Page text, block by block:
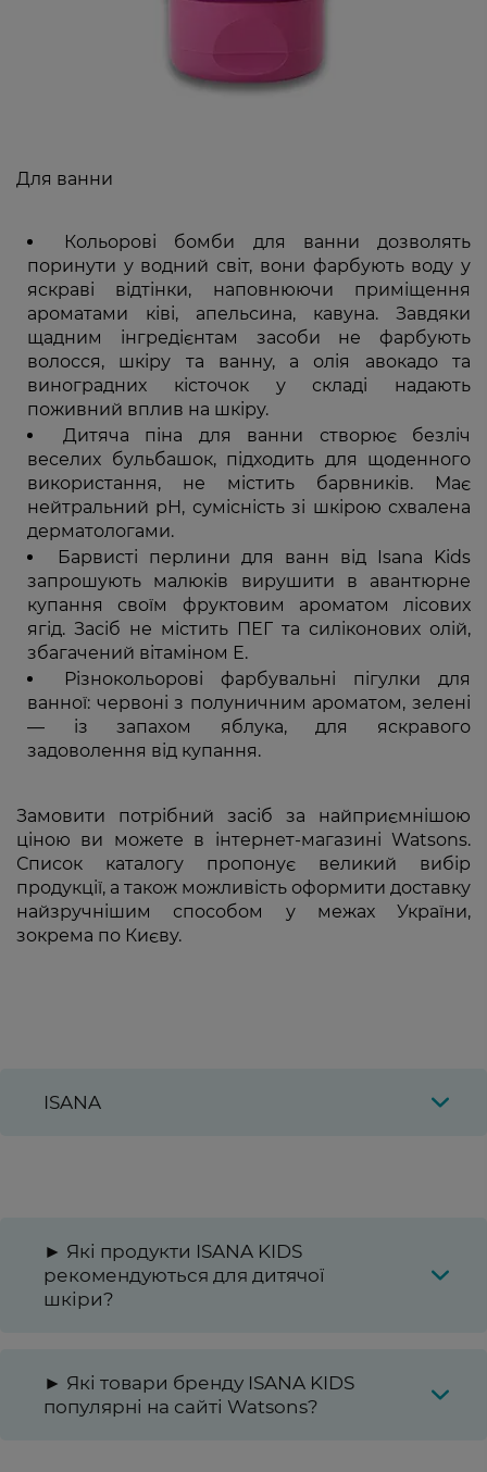
Для ванни
Кольорові бомби для ванни дозволять
поринути у водний світ, вони фарбують воду у
яскраві відтінки, наповнюючи приміщення
ароматами ківі, апельсина, кавуна. Завдяки
щадним інгредієнтам засоби не фарбують
волосся, шкіру та ванну, а олія авокадо та
виноградних кісточок у складі надають
поживний вплив на шкіру.
Дитяча піна для ванни створює безліч
веселих бульбашок, підходить для щоденного
використання, не містить барвників. Має
нейтральний рН, сумісність зі шкірою схвалена
дерматологами.
Барвисті перлини для ванн від Isana Kids
запрошують малюків вирушити в авантюрне
купання своїм фруктовим ароматом лісових
ягід. Засіб не містить ПЕГ та силіконових олій,
збагачений вітаміном Е.
Різнокольорові фарбувальні пігулки для
ванної: червоні з полуничним ароматом, зелені
— із запахом яблука, для яскравого
задоволення від купання.
Замовити потрібний засіб за найприємнішою
ціною ви можете в інтернет-магазині Watsons.
Список каталогу пропонує великий вибір
продукції, а також можливість оформити доставку
найзручнішим способом у межах України,
зокрема по Києву.
ISANA
► Які продукти ISANA KIDS
рекомендуються для дитячої
шкіри?
► Які товари бренду ISANA KIDS
популярні на сайті Watsons?